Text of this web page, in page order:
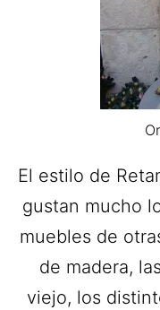
El estilo de
gustan mucho
muebles de
de madera,
viejo, los